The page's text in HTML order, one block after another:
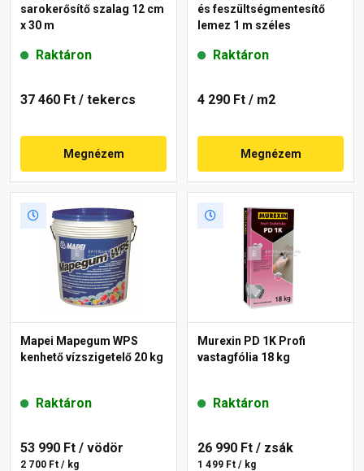
sarokerősítő szalag 12 cm
x 30 m
Raktáron
37 460 Ft / tekercs
Megnézem
és feszültségmentesítő
lemez 1 m széles
Raktáron
4 290 Ft / m2
Megnézem
Mapei Mapegum WPS
kenhető vízszigetelő 20 kg
Raktáron
53 990 Ft / vödör
2 700 Ft / kg
Murexin PD 1K Profi
vastagfólia 18 kg
Raktáron
26 990 Ft / zsák
1 499 Ft / kg